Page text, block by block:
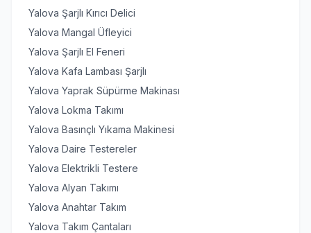
Yalova Şarjlı Kırıcı Delici
Yalova Mangal Üfleyici
Yalova Şarjlı El Feneri
Yalova Kafa Lambası Şarjlı
Yalova Yaprak Süpürme Makinası
Yalova Lokma Takımı
Yalova Basınçlı Yıkama Makinesi
Yalova Daire Testereler
Yalova Elektrikli Testere
Yalova Alyan Takımı
Yalova Anahtar Takım
Yalova Takım Çantaları